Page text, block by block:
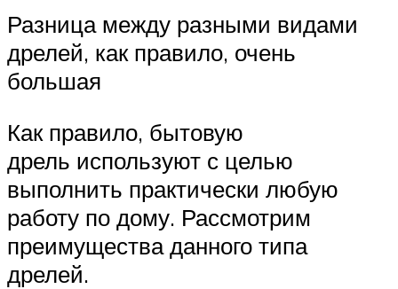
Разница между разными видами
дрелей, как правило, очень
большая
Как правило, бытовую
дрель используют с целью
выполнить практически любую
работу по дому. Рассмотрим
преимущества данного типа
дрелей.